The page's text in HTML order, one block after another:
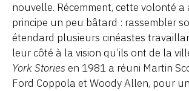
nouvelle. Récemment, cette volonté a
principe un peu bâtard : rassembler
étendard plusieurs cinéastes
leur côté à la vision qu’ils ont de la
York Stories en 1981 a réuni Martin
Ford Coppola et Woody Allen, pour